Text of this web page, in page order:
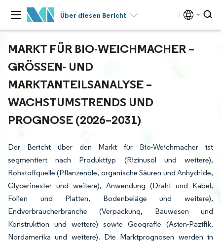
Über diesen Bericht
MARKT FÜR BIO-WEICHMACHER –
GRÖSSEN- UND M
ARKTANTEILSANALYSE – W
ACHSTUMSTRENDS UND P
ROGNOSE (2026–2031)
Der Bericht über den Markt für Bio-Weichmacher ist
segmentiert nach Produkttyp (Rizinusöl und weitere),
Rohstoffquelle (Pflanzenöle, organische Säuren und Anhydride,
Glycerinester und weitere), Anwendung (Draht und Kabel,
Folien und Platten, Bodenbeläge und weitere),
Endverbraucherbranche (Verpackung, Bauwesen und
Konstruktion und weitere) sowie Geografie (Asien-Pazifik,
Nordamerika und weitere). Die Marktprognosen werden in